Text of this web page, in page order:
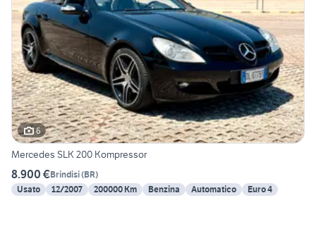
6
Mercedes SLK 200 Kompressor
8.900 €Brindisi(BR)
Usato
12/2007 200000 Km Benzina Automatico Euro 4